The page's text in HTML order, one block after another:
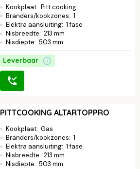
Kookplaat: Pitt cooking
Branders/kookzones: 1
Elektra aansluiting: 1 fase
Nisbreedte: 213 mm
Nisdiepte: 503 mm
Leverbaar
PITTCOOKING ALTARTOPPRO
Kookplaat: Gas
Branders/kookzones: 1
Elektra aansluiting: 1 fase
Nisbreedte: 213 mm
Nisdiepte: 503 mm